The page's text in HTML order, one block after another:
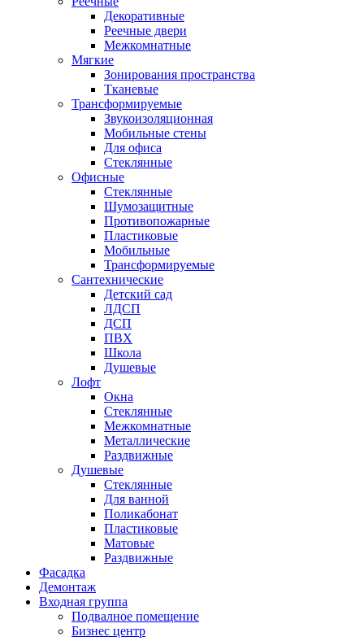
Декоративные
Реечные двери
Межкомнатные
Мягкие
Зонирования пространства
Тканевые
Трансформируемые
Звукоизоляционная
Мобильные стены
Для офиса
Стеклянные
Офисные
Стеклянные
Шумозащитные
Противопожарные
Пластиковые
Мобильные
Трансформируемые
Сантехнические
Детский сад
ЛДСП
ДСП
ПВХ
Школа
Душевые
Лофт
Окна
Стеклянные
Межкомнатные
Металлические
Раздвижные
Душевые
Стеклянные
Для ванной
Поликабонат
Пластиковые
Матовые
Раздвижные
Фасадка
Демонтаж
Входная группа
Подвалное помещение
Бизнес центр